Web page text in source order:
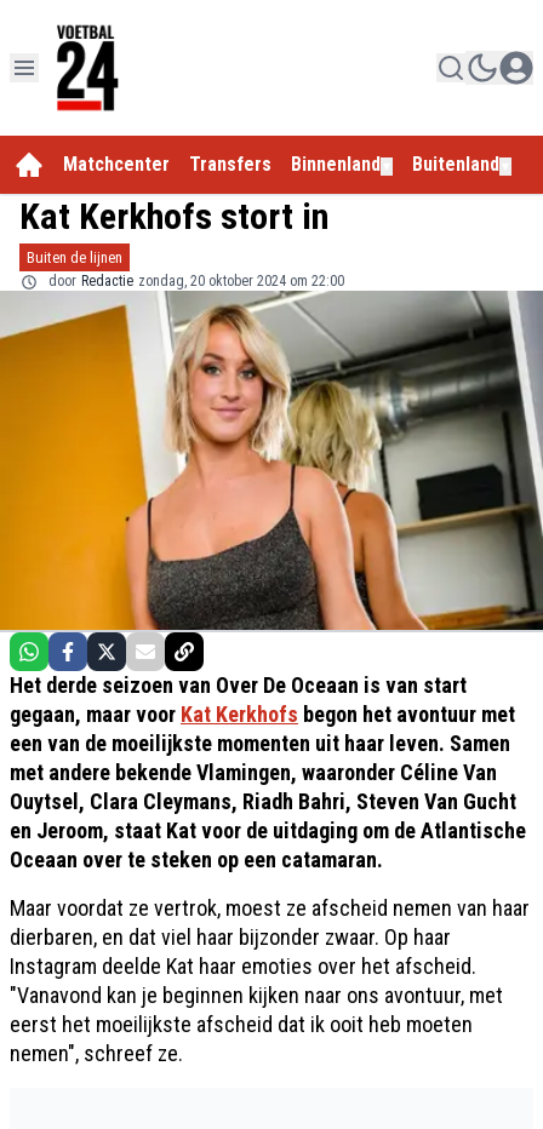
Matchcenter Transfers Binnenland Buitenland
Kat Kerkhofs stort in
Buiten de lijnen
door Redactie zondag, 20 oktober 2024 om 22:00
Het derde seizoen van Over De Oceaan is van start
gegaan, maar voor Kat Kerkhofs begon het avontuur met
een van de moeilijkste momenten uit haar leven. Samen
met andere bekende Vlamingen, waaronder Céline Van
Ouytsel, Clara Cleymans, Riadh Bahri, Steven Van Gucht
en Jeroom, staat Kat voor de uitdaging om de Atlantische
Oceaan over te steken op een catamaran.
Maar voordat ze vertrok, moest ze afscheid nemen van haar
dierbaren, en dat viel haar bijzonder zwaar. Op haar
Instagram deelde Kat haar emoties over het afscheid.
"Vanavond kan je beginnen kijken naar ons avontuur, met
eerst het moeilijkste afscheid dat ik ooit heb moeten
nemen", schreef ze.